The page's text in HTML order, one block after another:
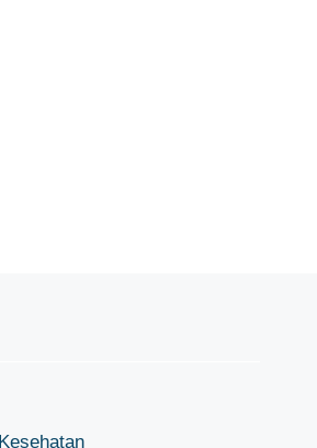
Kesehatan